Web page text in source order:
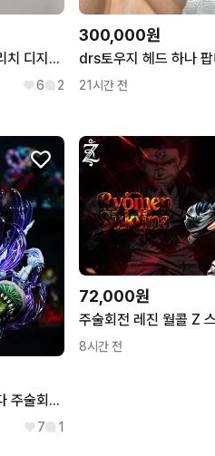
주술회전 원피스 나루토 블리치 디지몬 포켓몬 등 각종 레진과 월콜 몬코레
6 2
300,000원
21시간 전
미개봉) srs 게토 판매합니다 주술회전 레진 피규어
7 1
72,000원
8시간 전